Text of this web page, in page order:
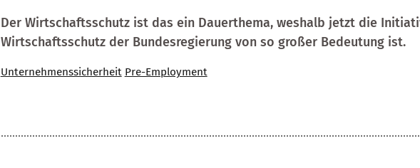
Der Wirtschaftsschutz ist das ein Dauerthema, weshalb jetzt die
Wirtschaftsschutz der Bundesregierung von so großer Bedeutung ist.
Unternehmenssicherheit Pre-Employment